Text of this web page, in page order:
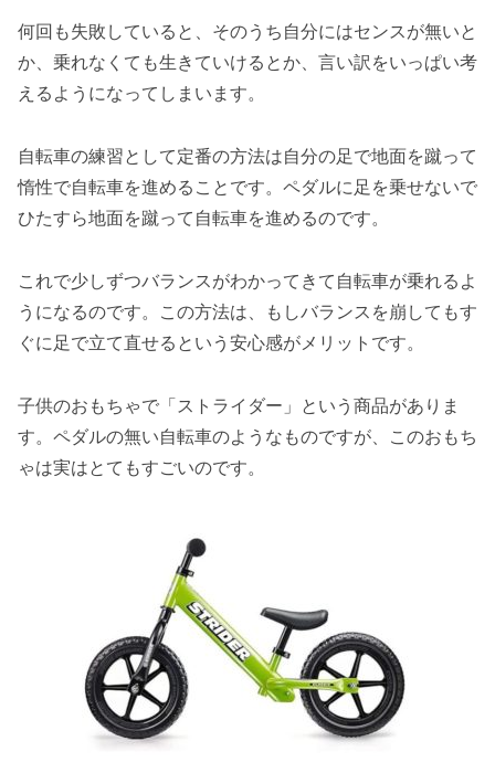
何回も失敗していると、そのうち自分にはセンスが無いと
か、乗れなくても生きていけるとか、言い訳をいっぱい考
えるようになってしまいます。
自転車の練習として定番の方法は自分の足で地面を蹴って
惰性で自転車を進めることです。ペダルに足を乗せないで
ひたすら地面を蹴って自転車を進めるのです。
これで少しずつバランスがわかってきて自転車が乗れるよ
うになるのです。この方法は、もしバランスを崩してもす
ぐに足で立て直せるという安心感がメリットです。
子供のおもちゃで「ストライダー」という商品がありま
す。ペダルの無い自転車のようなものですが、このおもち
ゃは実はとてもすごいのです。